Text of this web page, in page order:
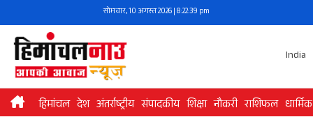
to
content
सोमवार, 10 अगस्त 2026 | 8:22:40 pm
India
हिमांचल देश अंतर्राष्ट्रीय संपादकीय शिक्षा नौकरी राशिफल धार्मिक